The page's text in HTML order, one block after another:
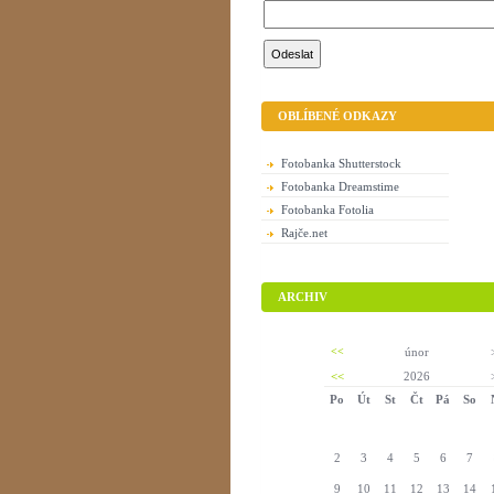
OBLÍBENÉ ODKAZY
Fotobanka Shutterstock
Fotobanka Dreamstime
Fotobanka Fotolia
Rajče.net
ARCHIV
<< únor
<<
2026
Po
Út St Čt Pá So
2 3 4 5 6 7
9 10 11 12 13 14